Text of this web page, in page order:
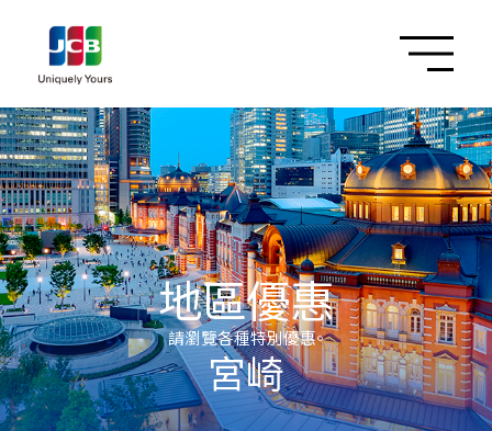
地區優惠
請瀏覽各種特別優惠。
宮崎